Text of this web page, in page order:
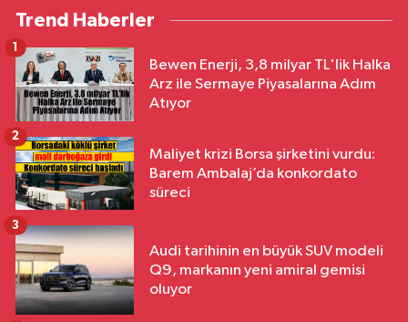
Trend Haberler
Bewen Enerji, 3,8 milyar TL'lik Halka
Arz ile Sermaye Piyasalarına Adım
Atıyor
1
Maliyet krizi Borsa şirketini vurdu:
Barem Ambalaj’da konkordato
süreci
2
Audi tarihinin en büyük SUV modeli
Q9, markanın yeni amiral gemisi
oluyor
3